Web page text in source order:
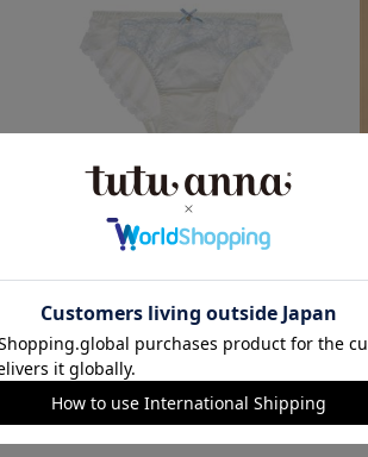
4.5 （8件）
￥1,650 (税込)